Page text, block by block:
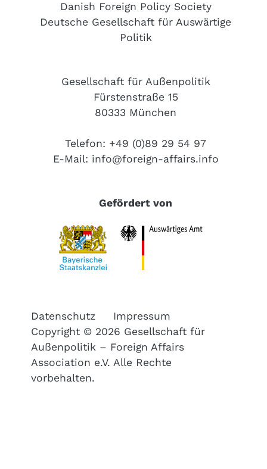
Danish Foreign Policy Society
Deutsche Gesellschaft für Auswärtige
Politik
Gesellschaft für Außenpolitik
Fürstenstraße 15
80333 München
Telefon: +49 (0)89 29 54 97
E-Mail: info@foreign-affairs.info
Gefördert von
Datenschutz
Impressum
Copyright © 2026 Gesellschaft für
Außenpolitik – Foreign Affairs
Association e.V. Alle Rechte
vorbehalten.